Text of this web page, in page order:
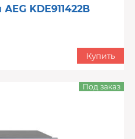
KDE911422B
Купить
Под заказ